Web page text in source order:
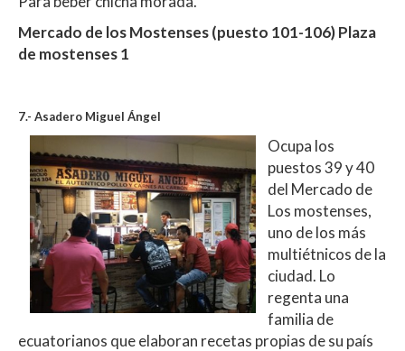
Mercado de los Mostenses (puesto 101-106) Plaza
de mostenses 1
7.- Asadero Miguel Ángel
Ocupa los
puestos 39 y 40
del Mercado de
Los mostenses,
uno de los más
multiétnicos de la
ciudad. Lo
regenta una
familia de
ecuatorianos que elaboran recetas propias de su país